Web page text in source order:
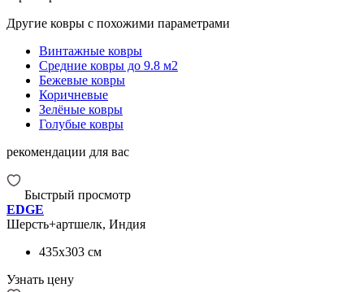
Другие ковры с похожими параметрами
Винтажные ковры
Средние ковры до 9.8 м2
Бежевые ковры
Коричневые
Зелёные ковры
Голубые ковры
рекомендации для вас
Быстрый просмотр
EDGE
Шерсть+артшелк, Индия
435x303 см
Узнать цену